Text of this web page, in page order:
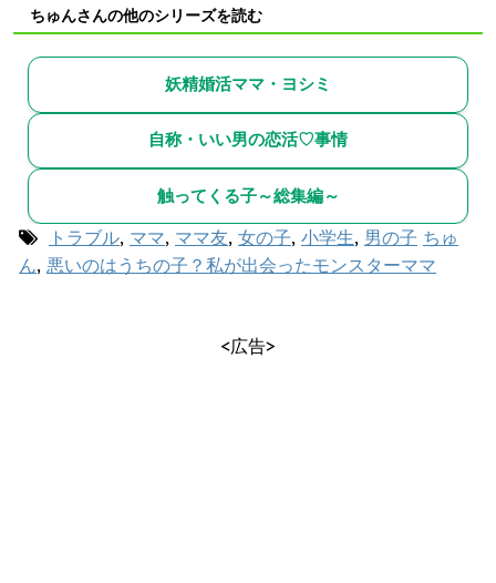
ちゅんさんの他のシリーズを読む
妖精婚活ママ・ヨシミ
自称・いい男の恋活♡事情
触ってくる子～総集編～
トラブル, ママ, ママ友, 女の子, 小学生, 男の子 ちゅ
ん, 悪いのはうちの子？私が出会ったモンスターママ
<広告>